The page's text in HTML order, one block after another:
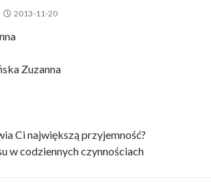
2013-11-20
Zuzanna
Ci największą przyjemność?
w codziennych czynnościach